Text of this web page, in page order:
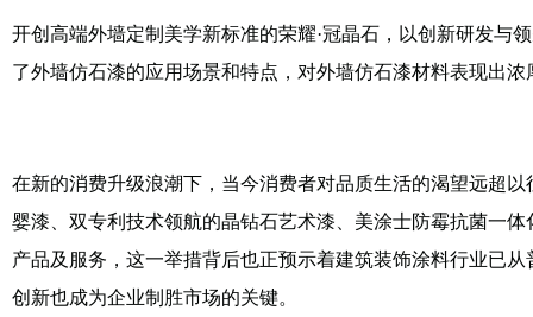
开创高端外墙定制美学新标准的荣耀·冠晶石，以创新研发与
了外墙仿石漆的应用场景和特点，对外墙仿石漆材料表现出浓
在新的消费升级浪潮下，当今消费者对品质生活的渴望远超
婴漆、双专利技术领航的晶钻石艺术漆、美涂士防霉抗菌一
产品及服务，这一举措背后也正预示着建筑装饰涂料行业已
创新也成为企业制胜市场的关键。